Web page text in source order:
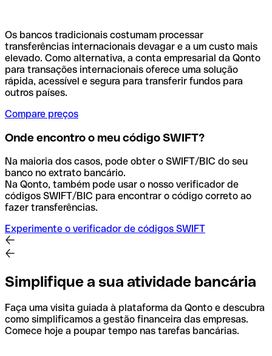
Os bancos tradicionais costumam processar
transferências internacionais devagar e a um custo mais
elevado. Como alternativa, a conta empresarial da Qonto
para transações internacionais oferece uma solução
rápida, acessível e segura para transferir fundos para
outros países.
Compare preços
Onde encontro o meu código SWIFT?
Na maioria dos casos, pode obter o SWIFT/BIC do seu
banco no extrato bancário.
Na Qonto, também pode usar o nosso verificador de
códigos SWIFT/BIC para encontrar o código correto ao
fazer transferências.
Experimente o verificador de códigos SWIFT
Simplifique a sua atividade bancária
Faça uma visita guiada à plataforma da Qonto e descubra
como simplificamos a gestão financeira das empresas.
Comece hoje a poupar tempo nas tarefas bancárias.